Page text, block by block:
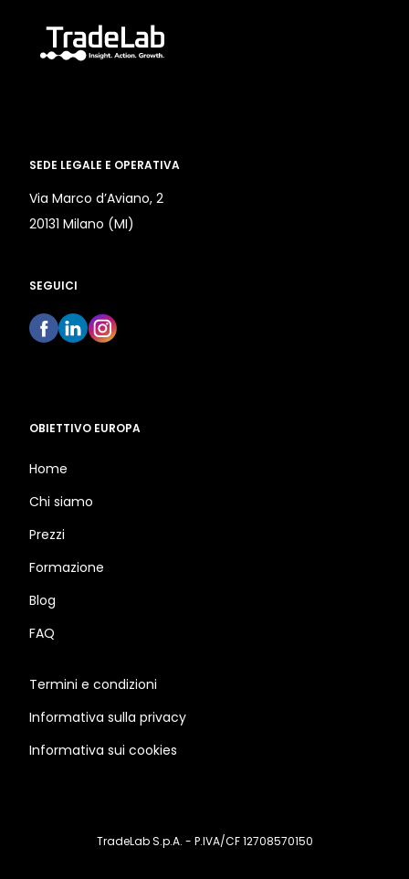
SEDE LEGALE E OPERATIVA
Via Marco d’Aviano, 2
20131 Milano (MI)
SEGUICI
OBIETTIVO EUROPA
Home
Chi siamo
Prezzi
Formazione
Blog
FAQ
Termini e condizioni
Informativa sulla privacy
Informativa sui cookies
TradeLab S.p.A. - P.IVA/CF 12708570150